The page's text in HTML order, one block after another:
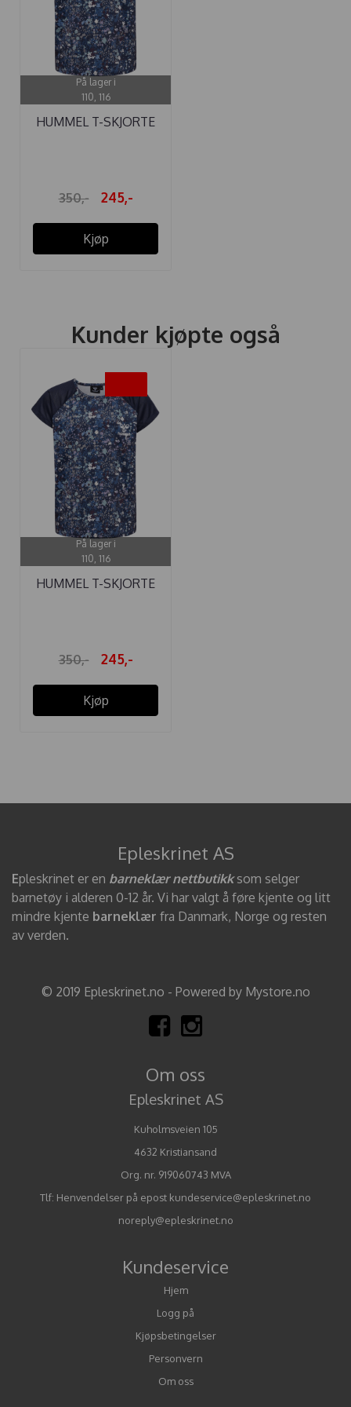
På lager i
110, 116
HUMMEL T-SKJORTE
350,- 245,-
Kjøp
Kunder kjøpte også
På lager i
110, 116
HUMMEL T-SKJORTE
350,- 245,-
Kjøp
Epleskrinet AS
Epleskrinet er en barneklær nettbutikksom selger
barnetøy i alderen 0-12 år. Vi har valgt å føre kjente og litt
mindre kjente barneklær fra Danmark, Norge og resten
av verden.
© 2019 Epleskrinet.no - Powered by Mystore.no
Om oss
Epleskrinet AS
Kuholmsveien 105
4632 Kristiansand
Org. nr. 919060743 MVA
Tlf: Henvendelser på epost kundeservice@epleskrinet.no
noreply@epleskrinet.no
Kundeservice
Hjem
Logg på
Kjøpsbetingelser
Personvern
Om oss